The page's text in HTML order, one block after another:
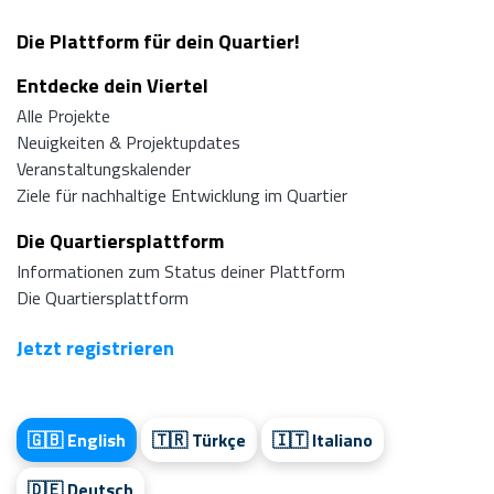
Die Plattform für dein Quartier!
Entdecke dein Viertel
Alle Projekte
Neuigkeiten & Projektupdates
Veranstaltungskalender
Ziele für nachhaltige Entwicklung im Quartier
Die Quartiersplattform
Informationen zum Status deiner Plattform
Die Quartiersplattform
Jetzt registrieren
🇬🇧 English 🇹🇷 Türkçe
🇮🇹 Italiano